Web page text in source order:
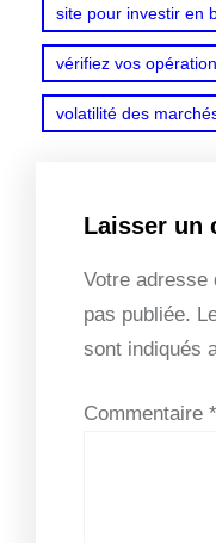
site pour investir en
vérifiez vos
volatilité des
Laisser un
Votre adresse
pas publiée.
sont indiqués
Commentaire *